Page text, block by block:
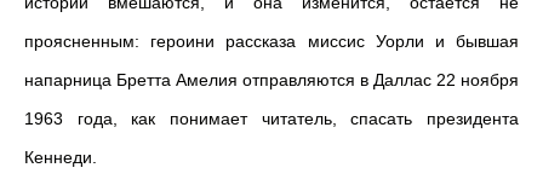
проясненным: героини рассказа миссис Уорли и бывшая
напарница Бретта Амелия отправляются в Даллас 22 ноября
1963 года, как понимает читатель, спасать президента
Кеннеди.